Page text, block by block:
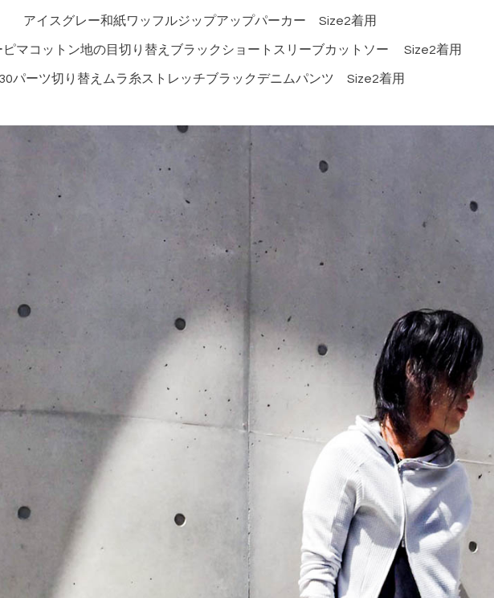
アイスグレー和紙ワッフルジップアップパーカー Size2着用
ピマコットン地の目切り替えブラックショートスリーブカットソー Size2着用
30パーツ切り替えムラ糸ストレッチブラックデニムパンツ Size2着用